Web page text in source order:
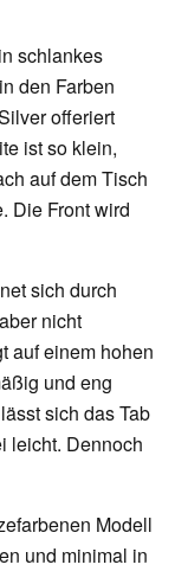
schlankes
den Farben
offeriert
ist so klein,
auf dem Tisch
Die Front wird
sich durch
nicht
auf einem hohen
und eng
sich das Tab
leicht. Dennoch
Modell
und minimal in